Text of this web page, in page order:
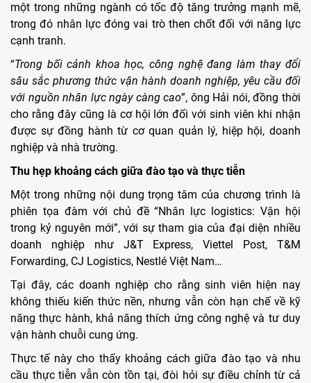
một trong những ngành có tốc độ tăng trưởng mạnh mẽ,
trong đó nhân lực đóng vai trò then chốt đối với năng lực
cạnh tranh.
“Trong bối cảnh khoa học, công nghệ đang làm thay đổi
sâu sắc phương thức vận hành doanh nghiệp, yêu cầu đối
với nguồn nhân lực ngày càng cao”, ông Hải nói, đồng thời
cho rằng đây cũng là cơ hội lớn đối với sinh viên khi nhận
được sự đồng hành từ cơ quan quản lý, hiệp hội, doanh
nghiệp và nhà trường.
Thu hẹp khoảng cách giữa đào tạo và thực tiễn
Một trong những nội dung trọng tâm của chương trình là
phiên tọa đàm với chủ đề “Nhân lực logistics: Vận hội
trong kỷ nguyên mới”, với sự tham gia của đại diện nhiều
doanh nghiệp như J&T Express, Viettel Post, T&M
Forwarding, CJ Logistics, Nestlé Việt Nam…
Tại đây, các doanh nghiệp cho rằng sinh viên hiện nay
không thiếu kiến thức nền, nhưng vẫn còn hạn chế về kỹ
năng thực hành, khả năng thích ứng công nghệ và tư duy
vận hành chuỗi cung ứng.
Thực tế này cho thấy khoảng cách giữa đào tạo và nhu
cầu thực tiễn vẫn còn tồn tại, đòi hỏi sự điều chỉnh từ cả